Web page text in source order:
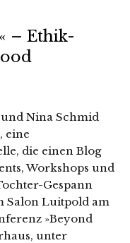
– Ethik-
Nina Schmid
eine
die einen Blog
Workshops und
Gespann
Salon Luitpold am
»Beyond
unter